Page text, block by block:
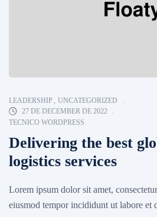
LEADERSHIP , UNCATEGORIZED
27 DE DECEMBER DE 2022
TECNICO WORDPRESS
Delivering the best
logistics services
Lorem ipsum dolor sit amet,
eiusmod tempor incididunt ut labore et